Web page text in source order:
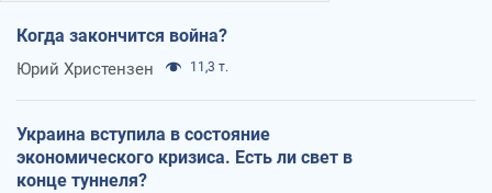
Когда закончится война?
Юрий Христензен 11,3 т.
Украина вступила в состояние
экономического кризиса. Есть ли свет в
конце туннеля?